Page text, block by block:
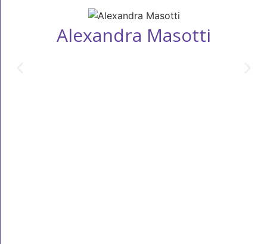
Alexandra Masotti